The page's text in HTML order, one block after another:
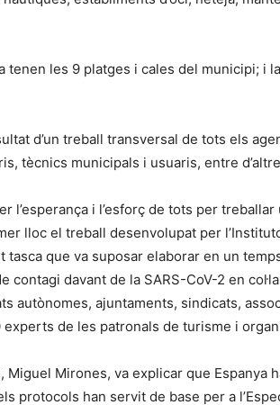
tenen les 9 platges i cales del municipi; i la
d’un treball transversal de tots els
tècnics municipals i usuaris, entre
l’esperança i l’esforç de tots per
lloc el treball desenvolupat per
tasca que va suposar elaborar en un
contagi davant de la SARS-CoV-2 en
autònomes, ajuntaments, sindicats,
de les patronals de turisme i
Miguel Mirones, va explicar que
protocols han servit de base per a